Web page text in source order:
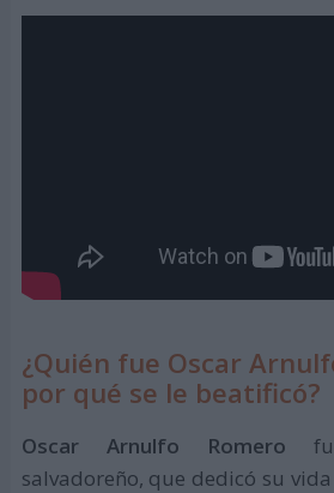
¿Quién fue Oscar
por qué se le beatificó?
Oscar Arnulfo Romero
salvadoreño, que dedicó su